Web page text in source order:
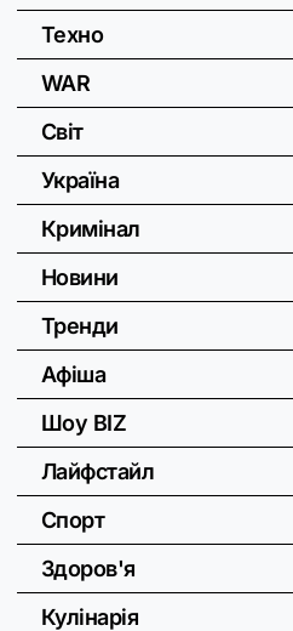
Техно
WAR
Світ
Україна
Кримінал
Новини
Тренди
Афіша
Шоу BIZ
Лайфстайл
Спорт
Здоров'я
Кулінарія